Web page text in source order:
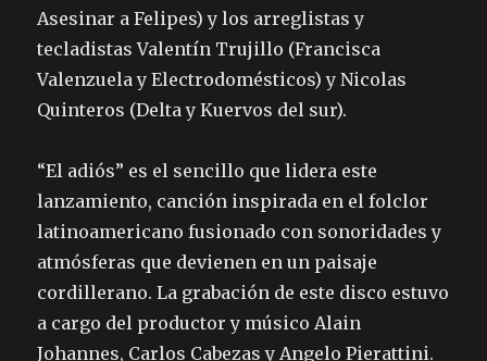
Asesinar a Felipes) y los arreglistas y
tecladistas Valentín Trujillo (Francisca
Valenzuela y Electrodomésticos) y Nicolas
Quinteros (Delta y Kuervos del sur).
“El adiós” es el sencillo que lidera este
lanzamiento, canción inspirada en el folclor
latinoamericano fusionado con sonoridades y
atmósferas que devienen en un paisaje
cordillerano. La grabación de este disco estuvo
a cargo del productor y músico Alain
Johannes, Carlos Cabezas y Angelo Pierattini.